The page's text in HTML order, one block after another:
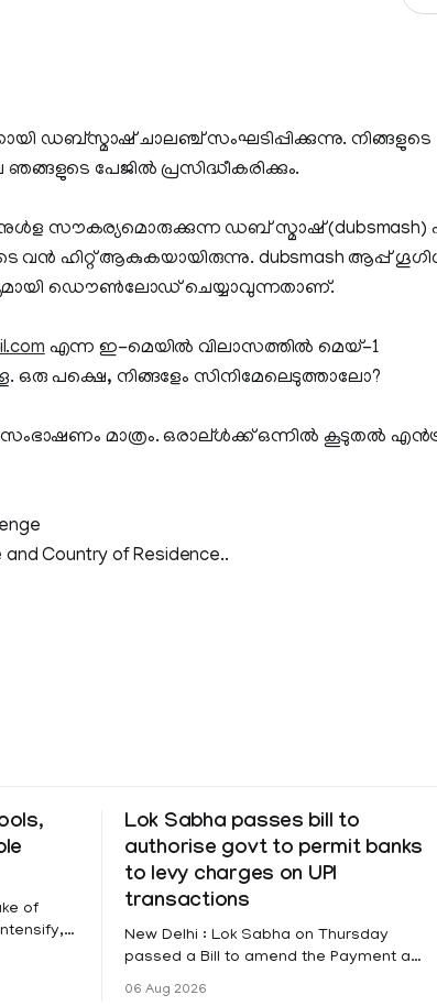
ഡബ്സ്മാഷ്‌ ചാലഞ്ച് സംഘടിപ്പിക്കുന്നു. നിങ്ങളുടെ
പേജില്‍ പ്രസിദ്ധീകരിക്കും.
സൗകര്യമൊരുക്കുന്ന ഡബ് സ്മാഷ് (dubsmash)
ഹിറ്റ്‌ ആകുകയായിരുന്നു. dubsmash ആപ്പ്
ഡൌണ്‍ലോഡ് ചെയ്യാവുന്നതാണ്.
എന്ന ഇ-മെയില്‍ വിലാസത്തില്‍ മെയ്-1
ഒരു പക്ഷെ, നിങ്ങളേം സിനിമേലെടുത്താലോ?
മാത്രം. ഒരാല്ള്‍ക്ക്‌ ഒന്നില്‍ കൂടുതല്‍
Country of Residence..
of
across
Lok Sabha passes bill to
authorise govt to permit banks
to levy charges on UPI
transactions
New Delhi : Lok Sabha on Thursday
passed a Bill to amend the Payment and
authorises the government to permit
06 Aug 2026